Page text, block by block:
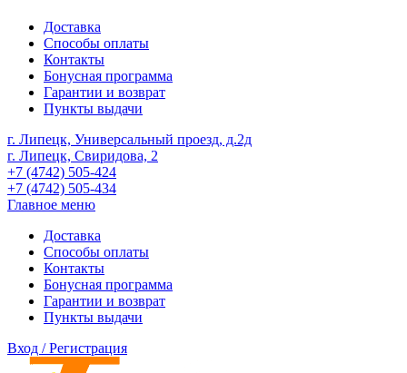
Доставка
Способы оплаты
Контакты
Бонусная программа
Гарантии и возврат
Пункты выдачи
г. Липецк, Универсальный проезд, д.2д
г. Липецк, Свиридова, 2
+7 (4742) 505-424
+7 (4742) 505-434
Главное меню
Доставка
Способы оплаты
Контакты
Бонусная программа
Гарантии и возврат
Пункты выдачи
Вход / Регистрация